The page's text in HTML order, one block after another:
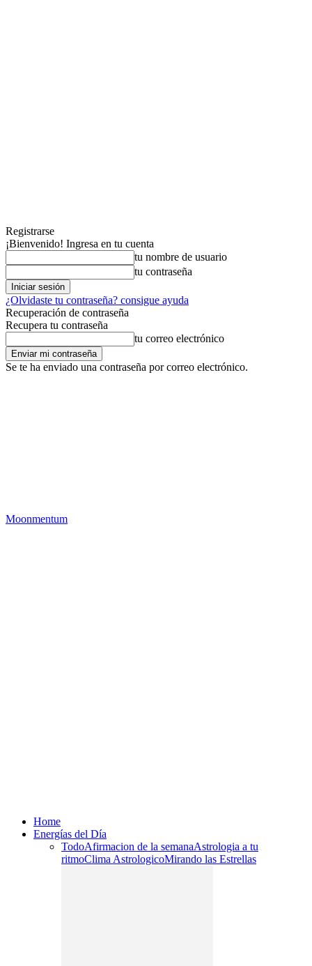
Registrarse
¡Bienvenido! Ingresa en tu cuenta
tu nombre de usuario
tu contraseña
¿Olvidaste tu contraseña? consigue ayuda
Recuperación de contraseña
Recupera tu contraseña
tu correo electrónico
Se te ha enviado una contraseña por correo electrónico.
Moonmentum
Home
Energías del Día
TodoAfirmacion de la semanaAstrologia a tu
ritmoClima AstrologicoMirando las Estrellas